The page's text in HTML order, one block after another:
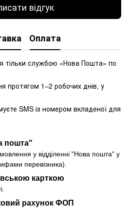
відгук
Оплата
тільки службою «Нова Пошта» по
протягом 1–2 робочих днів, у
SMS із номером вкладеної для
пошта"
у відділенні "Нова пошта" у
перевізника).
карткою
рахунок ФОП